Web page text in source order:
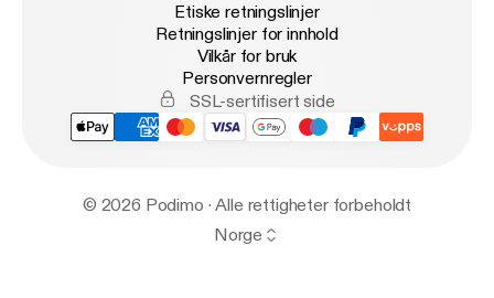
Etiske retningslinjer
Retningslinjer for innhold
Vilkår for bruk
Personvernregler
SSL-sertifisert side
© 2026 Podimo · Alle rettigheter forbeholdt
Norge